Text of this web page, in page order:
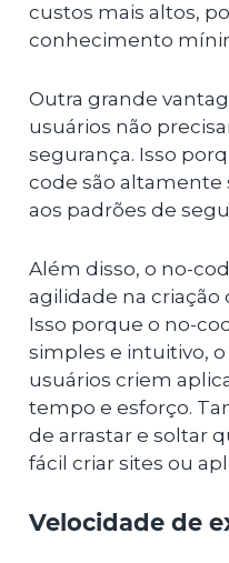
custos mais altos,
conhecimento
Outra grande
usuários não
segurança. Isso
code são altamente
aos padrões de
Além disso, o no-
agilidade na criação
Isso porque o no-
simples e intuitivo,
usuários criem
tempo e esforço.
de arrastar e soltar
fácil criar sites ou
Velocidade de